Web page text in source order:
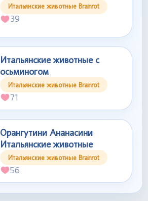
Итальянские животные Brainrot
39
Итальянские животные с
осьминогом
Итальянские животные Brainrot
71
Орангутини Ананасини
Итальянские животные
Итальянские животные Brainrot
56